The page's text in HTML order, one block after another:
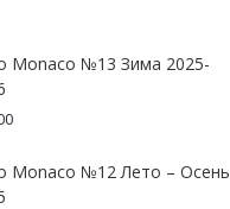
Monaco №13 Зима 2025-
Monaco №12 Лето – Осень